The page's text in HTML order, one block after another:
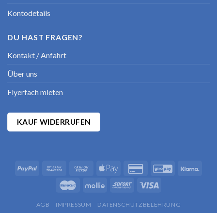
Kontodetails
DU HAST FRAGEN?
Kontakt / Anfahrt
Über uns
Flyerfach mieten
KAUF WIDERRUFEN
AGB IMPRESSUM DATENSCHUTZBELEHRUNG